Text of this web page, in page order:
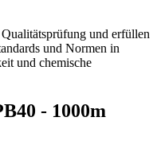
und erfüllen
und Normen in
und chemische
- 1000m